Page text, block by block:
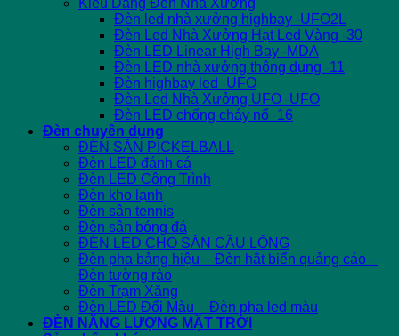
Kiểu Dáng Đèn Nhà Xưởng
Đèn led nhà xưởng highbay -UFO2L
Đèn Led Nhà Xưởng Hạt Led Vàng -30
Đèn LED Linear High Bay -MDA
Đèn LED nhà xưởng thông dụng -11
Đèn highbay led -UFO
Đèn Led Nhà Xưởng UFO -UFO
Đèn LED chống cháy nổ -16
Đèn chuyên dụng
ĐÈN SÂN PICKELBALL
Đèn LED đánh cá
Đèn LED Công Trình
Đèn kho lạnh
Đèn sân tennis
Đèn sân bóng đá
ĐÈN LED CHO SÂN CẦU LÔNG
Đèn pha bảng hiệu – Đèn hắt biển quảng cáo –
Đèn tường rào
Đèn Trạm Xăng
Đèn LED Đổi Màu – Đèn pha led màu
ĐÈN NĂNG LƯỢNG MẶT TRỜI